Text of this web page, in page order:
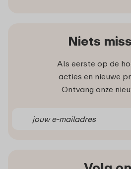
Niets
Als eerste op de
acties en nieuwe
Ontvang onze